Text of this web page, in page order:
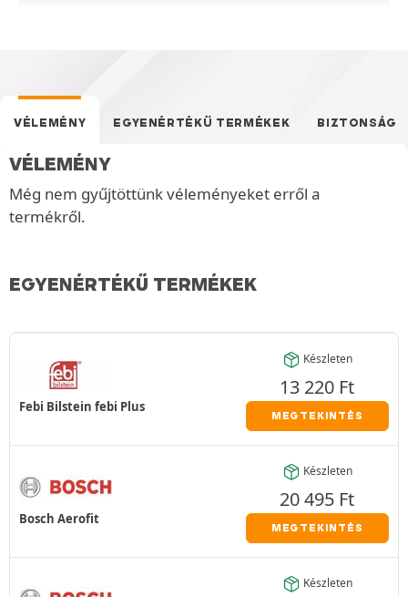
VÉLEMÉNY EGYENÉRTÉKŰ TERMÉKEK BIZTONSÁG
VÉLEMÉNY
Még nem gyűjtöttünk véleményeket erről a
termékről.
EGYENÉRTÉKŰ TERMÉKEK
Febi Bilstein febi Plus
Készleten
13 220 Ft
MEGTEKINTÉS
Bosch Aerofit
Készleten
20 495 Ft
MEGTEKINTÉS
Készleten